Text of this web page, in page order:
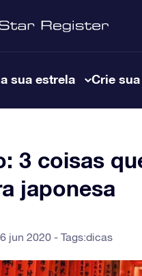
sua estrela Crie
3 coisas
japonesa
jun 2020 - Tags:dicas